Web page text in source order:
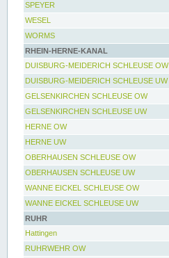
SPEYER
WESEL
WORMS
RHEIN-HERNE-KANAL
DUISBURG-MEIDERICH SCHLEUSE OW
DUISBURG-MEIDERICH SCHLEUSE UW
GELSENKIRCHEN SCHLEUSE OW
GELSENKIRCHEN SCHLEUSE UW
HERNE OW
HERNE UW
OBERHAUSEN SCHLEUSE OW
OBERHAUSEN SCHLEUSE UW
WANNE EICKEL SCHLEUSE OW
WANNE EICKEL SCHLEUSE UW
RUHR
Hattingen
RUHRWEHR OW